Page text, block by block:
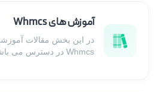
آموزش های Whmcs
در این بخش مقالات
Whmcs در دسترس می باشد